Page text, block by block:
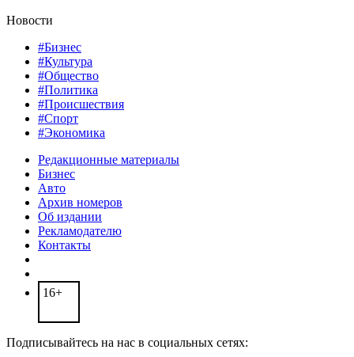
Новости
#Бизнес
#Культура
#Общество
#Политика
#Происшествия
#Спорт
#Экономика
Редакционные материалы
Бизнес
Авто
Архив номеров
Об издании
Рекламодателю
Контакты
16+
Подписывайтесь на нас в социальных сетях: